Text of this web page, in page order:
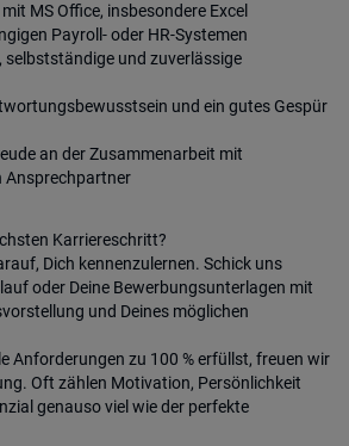
MS Office, insbesondere Excel
Payroll- oder HR-Systemen
selbstständige und zuverlässige
und ein gutes Gespür
an der Zusammenarbeit mit
Ansprechpartner
Karriereschritt?
Dich kennenzulernen. Schick uns
oder Deine Bewerbungsunterlagen mit
und Deines möglichen
Anforderungen zu 100 % erfüllst, freuen wir
Oft zählen Motivation, Persönlichkeit
genauso viel wie der perfekte